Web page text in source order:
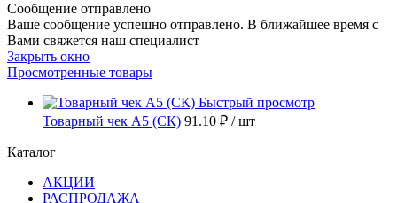
Сообщение отправлено
Ваше сообщение успешно отправлено. В ближайшее время с
Вами свяжется наш специалист
Закрыть окно
Просмотренные товары
Быстрый просмотр
Товарный чек А5 (СК) 91.10 ₽ / шт
Каталог
АКЦИИ
РАСПРОДАЖА